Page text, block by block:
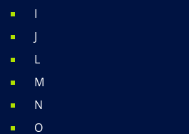
I
J
L
M
N
O